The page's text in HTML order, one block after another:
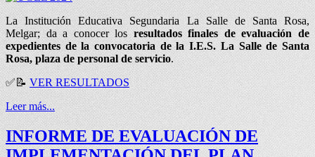
La Institución Educativa Segundaria La Salle de Santa Rosa,
Melgar; da a conocer losresultados finales de evaluación de
expedientes de la convocatoria de la I.E.S. La Salle de Santa
Rosa, plaza de personal de servicio.
✅📝VER RESULTADOS
Leer más...
INFORME DE EVALUACIÓN DE